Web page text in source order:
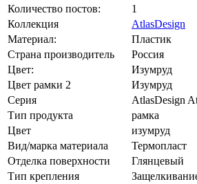
Количество постов:
1
Коллекция
AtlasDesign
Материал:
Пластик
Страна производитель
Россия
Цвет:
Изумруд
Цвет рамки 2
Изумруд
Серия
AtlasDesign
Тип продукта
рамка
Цвет
изумруд
Вид/марка материала
Термопласт
Отделка поверхности
Глянцевый
Тип крепления